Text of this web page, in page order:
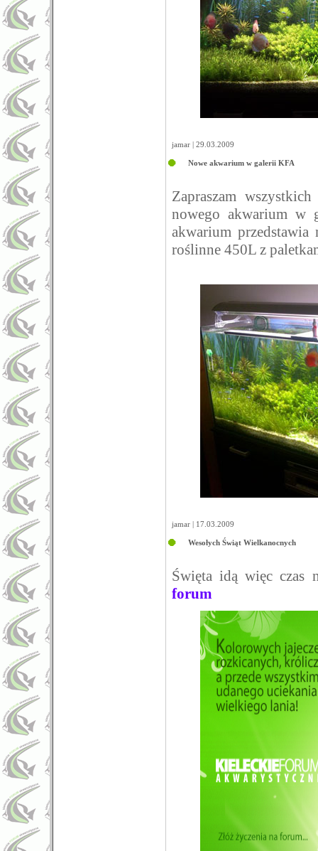
jamar | 29.03.2009
Nowe akwarium w galerii KFA
Zapraszam
nowego akwarium w
akwarium
roślinne 450L z
jamar | 17.03.2009
Wesołych Świąt Wielkanocnych
Święta idą więc czas
forum